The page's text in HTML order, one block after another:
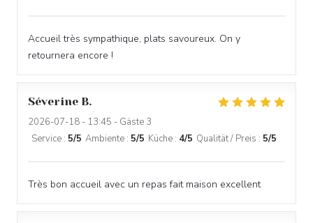
Accueil très sympathique, plats savoureux. On y
retournera encore !
Séverine B
2026-07-18 - 13:45 - Gäste 3
Service : 5/5 Ambiente : 5/5 Küche : 4/5 Qualität / Preis : 5/5
Très bon accueil avec un repas fait maison excellent